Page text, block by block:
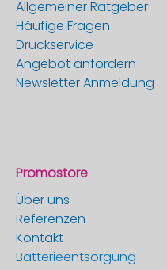
Allgemeiner Ratgeber
Häufige Fragen
Druckservice
Angebot anfordern
Newsletter Anmeldung
Promostore
Über uns
Referenzen
Kontakt
Batterieentsorgung